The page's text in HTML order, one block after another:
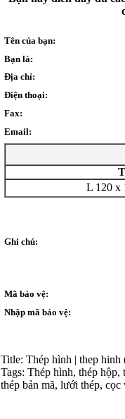
Tên của bạn:
Bạn là:
Địa chỉ:
Điện thoại:
Fax:
Email:
L 120 x
Ghi chú:
Mã bảo vệ:
Nhập mã bảo vệ:
Title: Thép hình | thep
Tags: Thép hình, thép hộp,
thép bản mã, lưới thép, cọc